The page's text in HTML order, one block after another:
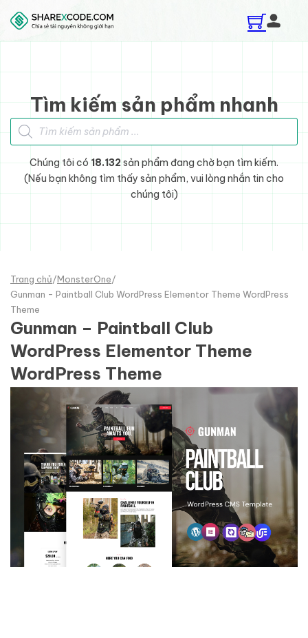
Skip to main content
Skip to footer
Tìm kiếm sản phẩm nhanh
Tìm kiếm sản phẩm
Chúng tôi có 18.132sản phẩm đang chờ bạn tìm kiếm.
(Nếu bạn không tìm thấy sản phẩm, vui lòng nhắn tin cho
chúng tôi)
Trang chủ/MonsterOne/
Gunman - Paintball Club WordPress Elementor Theme WordPress
Theme
Gunman – Paintball Club
WordPress Elementor Theme
WordPress Theme